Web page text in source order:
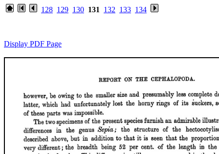
128 129 130 131 132 133 134
Display PDF Page